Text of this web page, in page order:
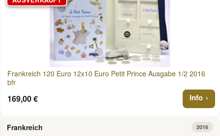
Frankreich 120 Euro 12x10 Euro Petit Prince Ausgabe 1/2 2016
bfr
169,00 € Info
Frankreich 2016